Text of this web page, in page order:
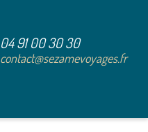
04 91 00 30 30
contact@sezamevoyages.fr